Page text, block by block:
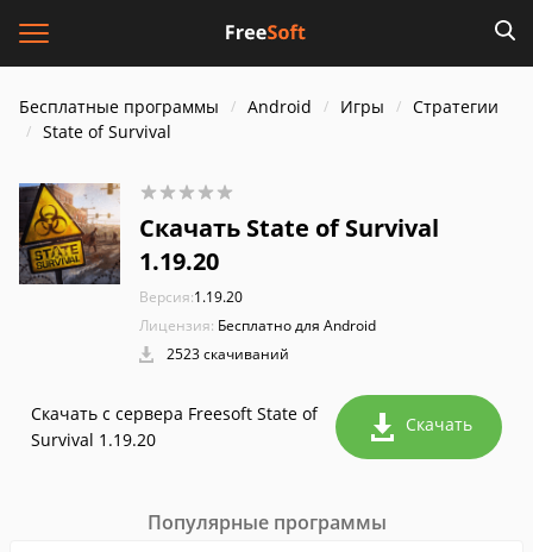
Бесплатные программы Android Игры
Стратегии
State of Survival
Скачать State of Survival
1.19.20
Версия:1.19.20
Лицензия: Бесплатно для Android
2523 скачиваний
Скачать с сервера Freesoft State of
Survival 1.19.20
Скачать
Популярные программы